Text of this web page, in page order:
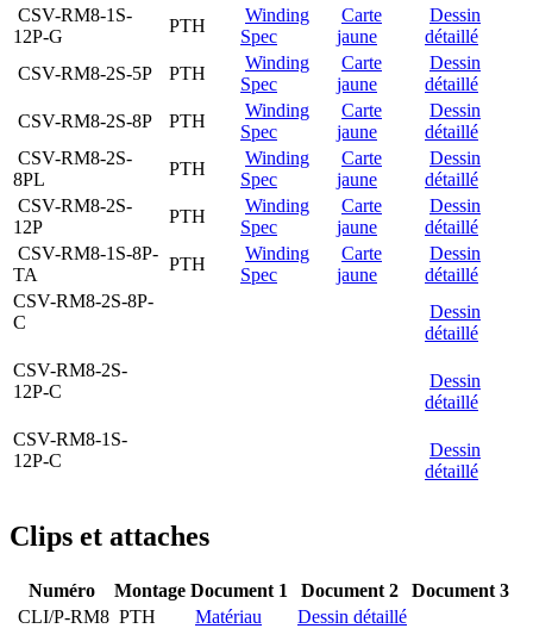
CSV-RM8-1S-
12P-G
PTH
Winding
Spec
Carte
jaune
Dessin
détaillé
CSV-RM8-2S-5P
PTH
Winding
Spec
Carte
jaune
Dessin
détaillé
CSV-RM8-2S-8P
PTH
Winding
Spec
Carte
jaune
Dessin
détaillé
CSV-RM8-2S-
8PL
PTH
Winding
Spec
Carte
jaune
Dessin
détaillé
CSV-RM8-2S-
12P
PTH
Winding
Spec
Carte
jaune
Dessin
détaillé
CSV-RM8-1S-8P-
TA
PTH
Winding
Spec
Carte
jaune
Dessin
détaillé
CSV-RM8-2S-8P-
C
Dessin
détaillé
CSV-RM8-2S-
12P-C
Dessin
détaillé
CSV-RM8-1S-
12P-C
Dessin
détaillé
Clips et attaches
Numéro Montage Document 1 Document 2
Document 3
CLI/P-RM8 PTH Matériau Dessin détaillé